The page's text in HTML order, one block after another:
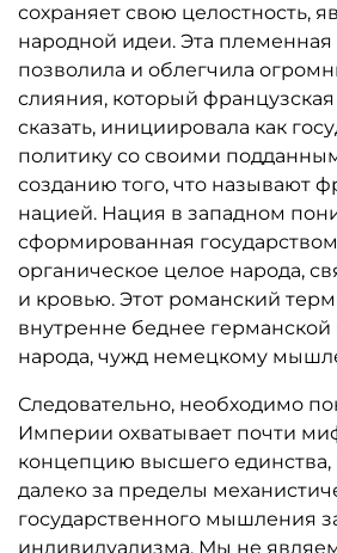
сохраняет свою целостность,
народной идеи. Эта
позволила и облегчила
слияния, который
сказать, инициировала как
политику со своими
созданию того, что называют
нацией. Нация в западном
сформированная
органическое целое народа,
и кровью. Этот романский
внутренне беднее
народа, чужд немецкому
Следовательно, необходимо
Империи охватывает почти
концепцию высшего единства,
далеко за пределы
государственного мышления
индивидуализма. Мы не